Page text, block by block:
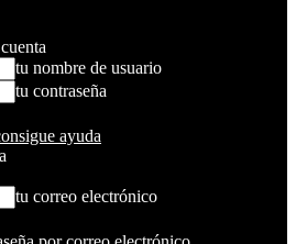
tu nombre de usuario
tu contraseña
ayuda
tu correo electrónico